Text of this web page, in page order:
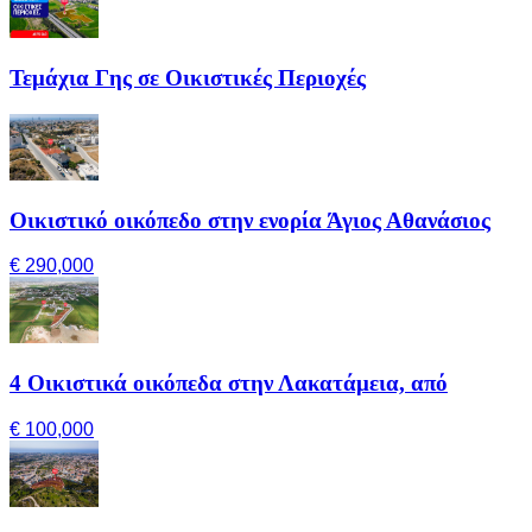
Τεμάχια Γης σε Οικιστικές Περιοχές
Οικιστικό οικόπεδο στην ενορία Άγιος Αθανάσιος
€ 290,000
4 Οικιστικά οικόπεδα στην Λακατάμεια, από
€ 100,000